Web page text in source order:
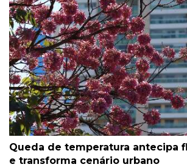
Queda de temperatura antecipa
e transforma cenário urbano